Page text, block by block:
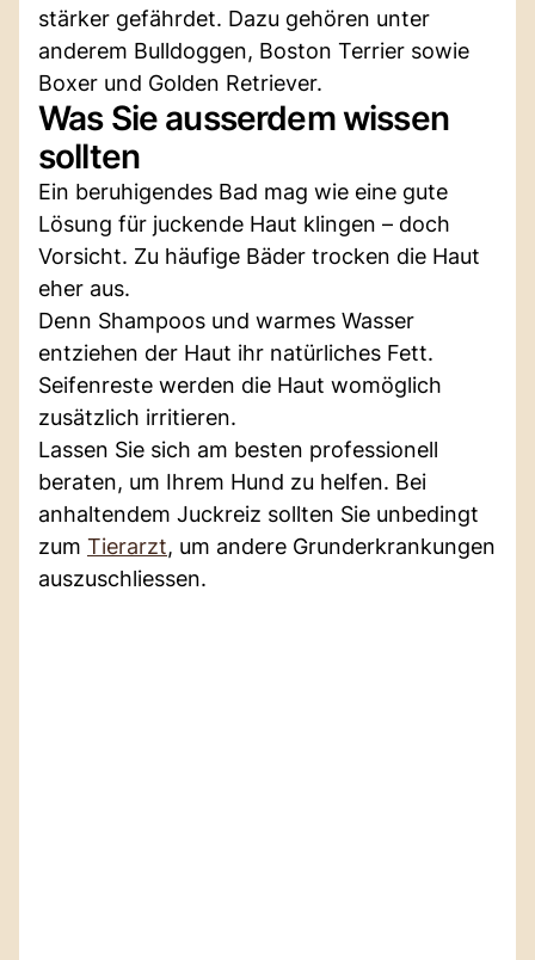
stärker gefährdet. Dazu gehören unter
anderem Bulldoggen, Boston Terrier sowie
Boxer und Golden Retriever.
Was Sie ausserdem wissen
sollten
Ein beruhigendes Bad mag wie eine gute
Lösung für juckende Haut klingen – doch
Vorsicht. Zu häufige Bäder trocken die Haut
eher aus.
Denn Shampoos und warmes Wasser
entziehen der Haut ihr natürliches Fett.
Seifenreste werden die Haut womöglich
zusätzlich irritieren.
Lassen Sie sich am besten professionell
beraten, um Ihrem Hund zu helfen. Bei
anhaltendem Juckreiz sollten Sie unbedingt
zum Tierarzt, um andere Grunderkrankungen
auszuschliessen.